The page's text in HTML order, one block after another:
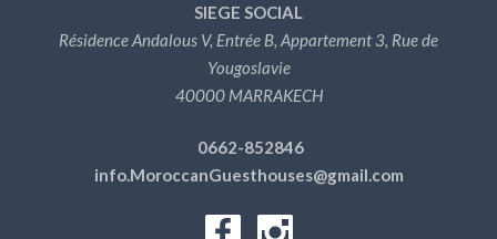
SIEGE SOCIAL
Résidence Andalous V, Entrée B, Appartement 3, Rue de
Yougoslavie
40000 MARRAKECH
0662-852846
info.MoroccanGuesthouses@gmail.com